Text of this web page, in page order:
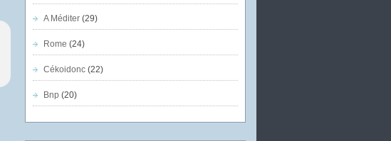
A Méditer(29)
Rome (24)
Cékoidonc(22)
Bnp (20)